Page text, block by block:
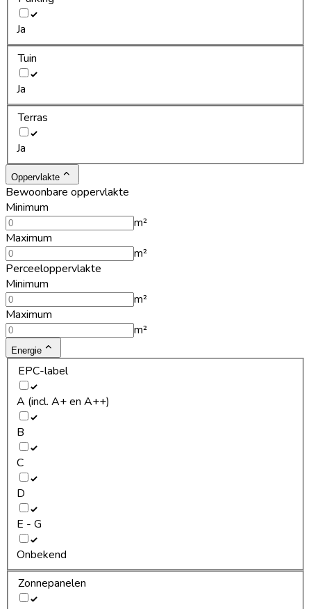
Ja
Tuin
Ja
Terras
Ja
Oppervlakte
Bewoonbare oppervlakte
Minimum
m²
Maximum
m²
Perceeloppervlakte
Minimum
m²
Maximum
m²
Energie
EPC-label
A (incl. A+ en A++)
B
C
D
E - G
Onbekend
Zonnepanelen